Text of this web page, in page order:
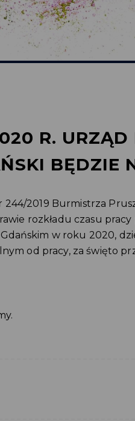
R. URZĄD
BĘDZIE
2019 Burmistrza
rozkładu czasu
w roku 2020,
od pracy, za święto